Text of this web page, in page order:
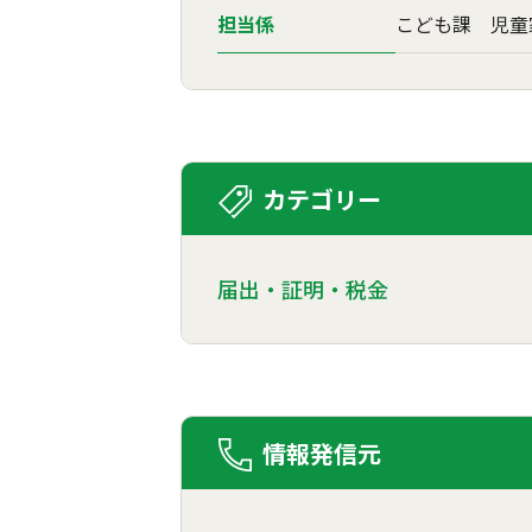
担当係 こども課 児童
カテゴリー
届出・証明・税金
情報発信元